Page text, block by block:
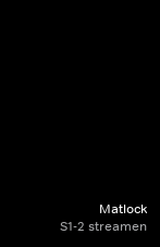
Matlock
S1-2 streamen